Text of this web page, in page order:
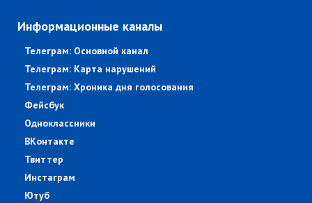
Информационные каналы
Телеграм: Основной канал
Телеграм: Карта нарушений
Телеграм: Хроника дня голосования
Фейсбук
Одноклассники
ВКонтакте
Твиттер
Инстаграм
Ютуб